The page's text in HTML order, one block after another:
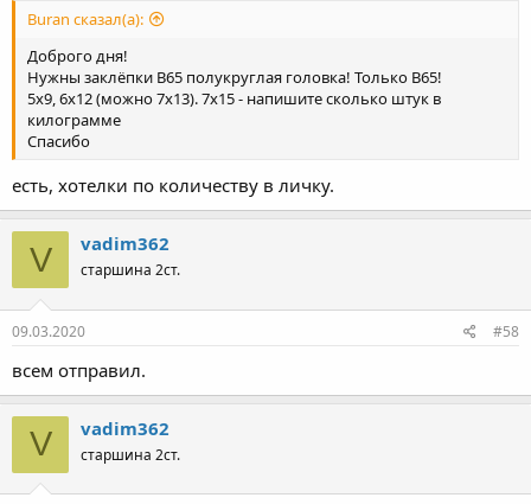
Buran сказал(а):
Доброго дня!
Нужны заклёпки В65 полукруглая головка! Только В65!
5х9, 6х12 (можно 7х13). 7х15 - напишите сколько штук в
килограмме
Спасибо
есть, хотелки по количеству в личку.
V vadim362
старшина 2ст.
09.03.2020 #58
всем отправил.
V vadim362
старшина 2ст.